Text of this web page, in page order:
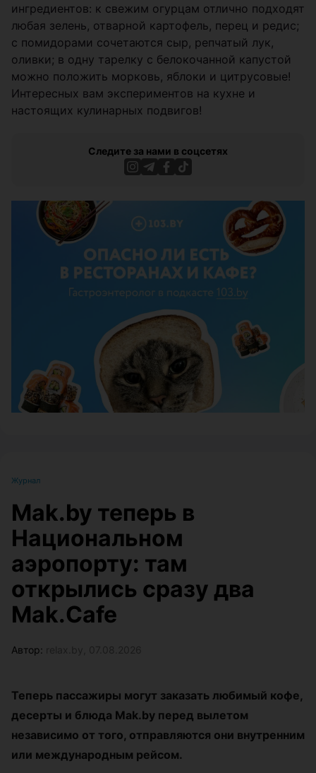
ингредиентов: к свежим огурцам отлично подходят
любая зелень, отварной картофель, перец и редис;
с помидорами сочетаются сыр, репчатый лук,
оливки; в одну тарелку с белокочанной капустой
можно положить морковь, яблоки и цитрусовые!
Интересных вам экспериментов на кухне и
настоящих кулинарных подвигов!
Следите за нами в соцсетях
Журнал
Mak.by теперь в
Национальном
аэропорту: там
открылись сразу два
Mak.Cafe
Автор:
Теперь пассажиры могут заказать любимый кофе,
десерты и блюда Mak.by перед вылетом
независимо от того, отправляются они внутренним
или международным рейсом.